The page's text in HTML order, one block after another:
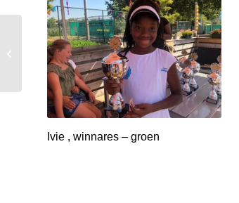
Ivie , winnares – groen
Bezoek Open Dag LTC
Strandvliet